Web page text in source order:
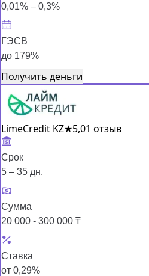
0,01% – 0,3%
ГЭСВ
до 179%
Получить деньги
LimeCredit KZ★5,01 отзыв
Срок
5 – 35 дн.
Сумма
20 000 - 300 000 ₸
Ставка
от 0,29%